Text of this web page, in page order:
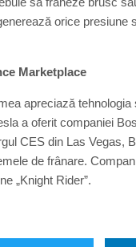
orice
Marketplace
apreciază
a oferit companiei
CES din Las Vegas,
de frânare.
„Knight Rider”.